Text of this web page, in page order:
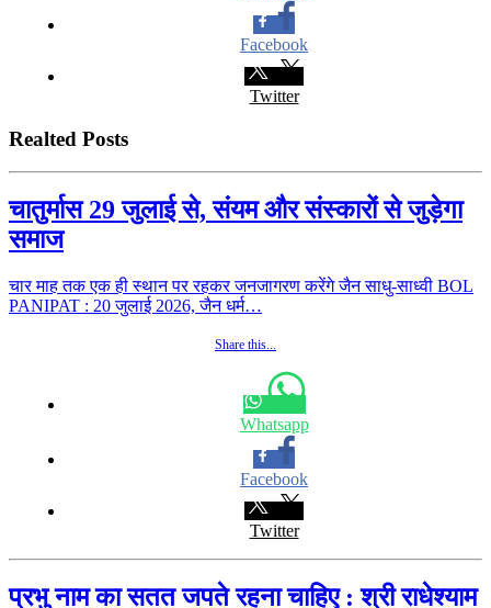
Facebook
Twitter
Realted Posts
चातुर्मास 29 जुलाई से, संयम और संस्कारों से जुड़ेगा
समाज
चार माह तक एक ही स्थान पर रहकर जनजागरण करेंगे जैन साधु-साध्वी BOL
PANIPAT : 20 जुलाई 2026, जैन धर्म…
Share this...
Whatsapp
Facebook
Twitter
प्रभु नाम का सतत जपते रहना चाहिए : श्री राधेश्याम